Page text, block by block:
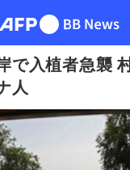
で入植者急襲
人